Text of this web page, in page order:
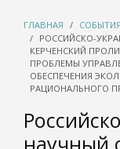
ГЛАВНАЯ СОБЫТИЯ
РОССИЙСКО-
КЕРЧЕНСКИЙ
ПРОБЛЕМЫ
ОБЕСПЕЧЕНИЯ
РАЦИОНАЛЬНОГО
научный